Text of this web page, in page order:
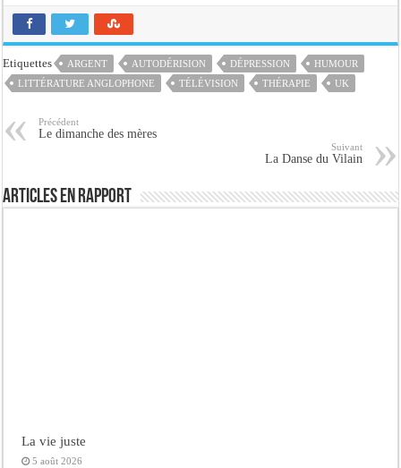
Etiquettes ARGENT AUTODÉRISION DÉPRESSION
HUMOUR
LITTÉRATURE ANGLOPHONE
TÉLÉVISION THÉRAPIE UK
Précédent
Le dimanche des mères
Suivant
La Danse du Vilain
Articles en rapport
La vie juste
5 août 2026